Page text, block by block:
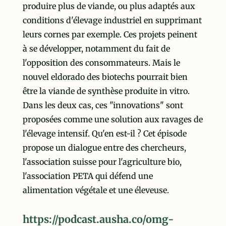
produire plus de viande, ou plus adaptés aux
conditions d'élevage industriel en supprimant
leurs cornes par exemple. Ces projets peinent
à se développer, notamment du fait de
l'opposition des consommateurs. Mais le
nouvel eldorado des biotechs pourrait bien
être la viande de synthèse produite in vitro.
Dans les deux cas, ces "innovations" sont
proposées comme une solution aux ravages de
l'élevage intensif. Qu'en est-il ? Cet épisode
propose un dialogue entre des chercheurs,
l'association suisse pour l'agriculture bio,
l'association PETA qui défend une
alimentation végétale et une éleveuse.
https://podcast.ausha.co/omg-